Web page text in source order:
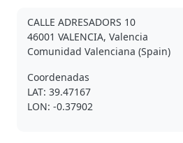
CALLE ADRESADORS 10
46001 VALENCIA, Valencia
Comunidad Valenciana (Spain)
Coordenadas
LAT: 39.47167
LON: -0.37902